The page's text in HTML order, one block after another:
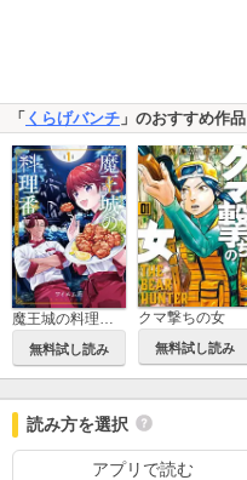
「 くらげバンチ 」のおすすめ作品
無料試し読み
クマ撃ちの女
無料試し読み
読み方を選択
アプリで読む